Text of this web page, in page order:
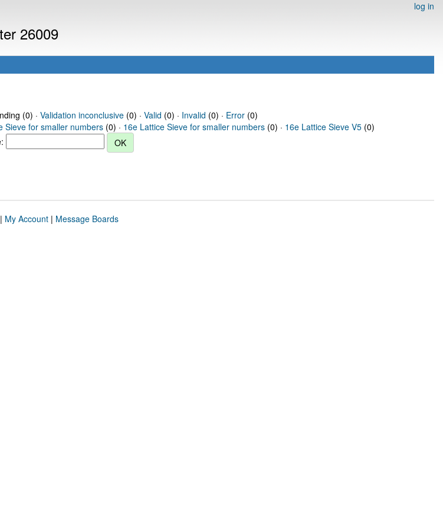
log in
26009
(0) · Validation inconclusive(0) · Valid (0) · Invalid (0) · Error(0)
Sieve for smaller numbers (0) · 16e Lattice Sieve for smaller numbers (0) · 16e Lattice Sieve V5 (0)
My Account| Message Boards